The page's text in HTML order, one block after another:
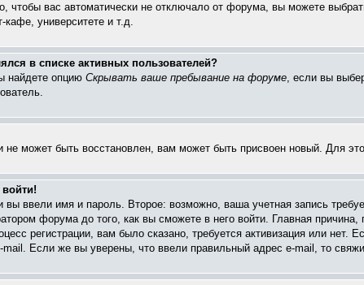
чтобы вас автоматически не отключало от форума, вы можете
кафе, университете и т.д.
в списке активных пользователей?
найдете опцию Скрывать ваше пребывание на форуме, если вы
не может быть восстановлен, вам может быть присвоен новый. Для
вы ввели имя и пароль. Второе: возможно, ваша учетная запись
форума до того, как вы сможете в него войти. Главная
регистрации, вам было сказано, требуется активизация или
mail. Если же вы уверены, что ввели правильный адрес e-mail, то